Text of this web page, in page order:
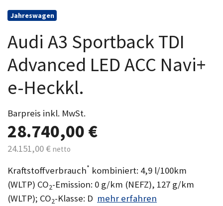
Jahreswagen
Audi A3 Sportback TDI
Advanced LED ACC Navi+
e-Heckkl.
Barpreis inkl. MwSt.
28.740,00 €
24.151,00 € netto
Kraftstoffverbrauch* kombiniert: 4,9 l/100km
(WLTP) CO2-Emission: 0 g/km (NEFZ), 127 g/km
(WLTP); CO2-Klasse: D mehr erfahren